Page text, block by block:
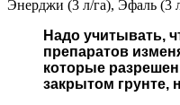
Энерджи (3 л/га), Эфаль (3
Надо учитывать,
препаратов
которые
закрытом грунте,